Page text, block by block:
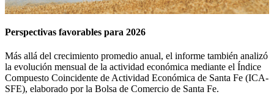
Perspectivas favorables para 2026
Más allá del crecimiento promedio anual, el informe también analizó
la evolución mensual de la actividad económica mediante el Índice
Compuesto Coincidente de Actividad Económica de Santa Fe (ICA-
SFE), elaborado por la Bolsa de Comercio de Santa Fe.